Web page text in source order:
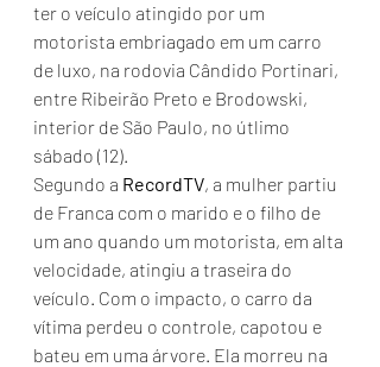
ter o veículo atingido por um
motorista embriagado em um carro
de luxo, na rodovia Cândido Portinari,
entre Ribeirão Preto e Brodowski,
interior de São Paulo, no útlimo
sábado (12).
Segundo a RecordTV, a mulher partiu
de Franca com o marido e o filho de
um ano quando um motorista, em alta
velocidade, atingiu a traseira do
veículo. Com o impacto, o carro da
vítima perdeu o controle, capotou e
bateu em uma árvore. Ela morreu na